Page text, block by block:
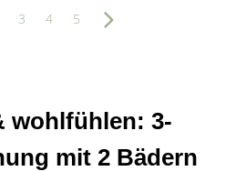
3 4 5
wohlfühlen: 3-
mit 2 Bädern